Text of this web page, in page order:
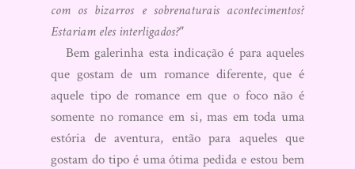
com os bizarros e sobrenaturais acontecimentos?
Estariam eles interligados?"
Bem galerinha esta indicação é para aqueles
que gostam de um romance diferente, que é
aquele tipo de romance em que o foco não é
somente no romance em si, mas em toda uma
estória de aventura, então para aqueles que
gostam do tipo é uma ótima pedida e estou bem